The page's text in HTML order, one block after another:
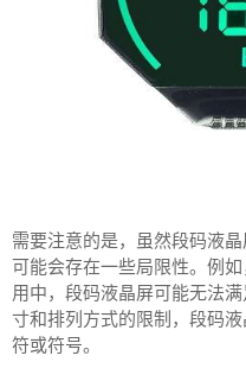
需要注意的是，虽然段码液
可能会存在一些局限性。例
用中，段码液晶屏可能无法
寸和排列方式的限制，段码
符或符号。